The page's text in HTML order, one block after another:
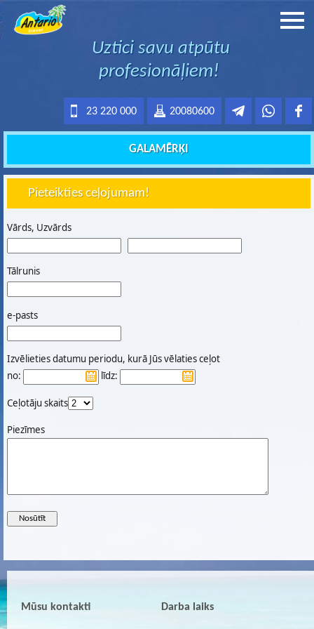
Uztici savu atpūtu
profesionāļiem!
20080600
23 220 000
GALAMĒRĶI
Pieteikties ceļojumam!
Vārds, Uzvārds
Tālrunis
e-pasts
Izvēlieties datumu periodu, kurā Jūs vēlaties ceļot
no:
līdz:
Ceļotāju skaits
Piezīmes
Mūsu kontakti Darba laiks